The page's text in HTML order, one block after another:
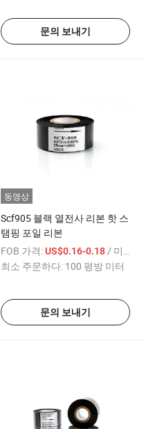
문의 보내기
동영상
Scf905 블랙 열전사 리본 핫 스
탬핑 포일 리본
FOB 가격: US$0.16-0.18 / 미터
최소 주문하다: 100 평방 미터
문의 보내기